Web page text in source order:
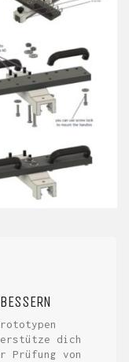
dich
Prüfung von